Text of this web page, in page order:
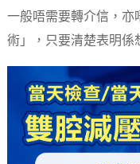
一般唔需要轉介信，亦
術」，只要清楚表明係